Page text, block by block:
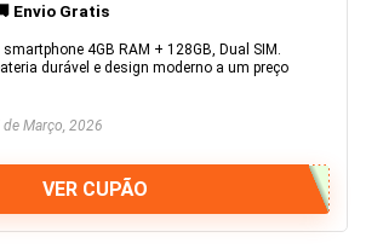
Envio Gratis
4GB RAM + 128GB, Dual SIM.
durável e design moderno a um preço
de Março, 2026
VER CUPÃO